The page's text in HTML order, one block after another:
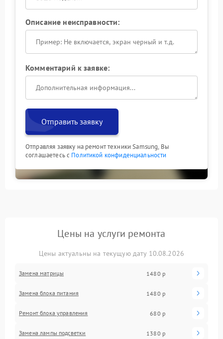
Описание неисправности:
Комментарий к заявке:
Отправить заявку
Отправляя заявку на ремонт техники Samsung, Вы
соглашаетесь с Политикой конфиденциальности
Цены на услуги ремонта
Цены актуальны на текущую дату 10.08.2026
Замена матрицы 1480 р
Замена блока питания 1480 р
Ремонт блока управления 680 р
Замена лампы подсветки 1380 р